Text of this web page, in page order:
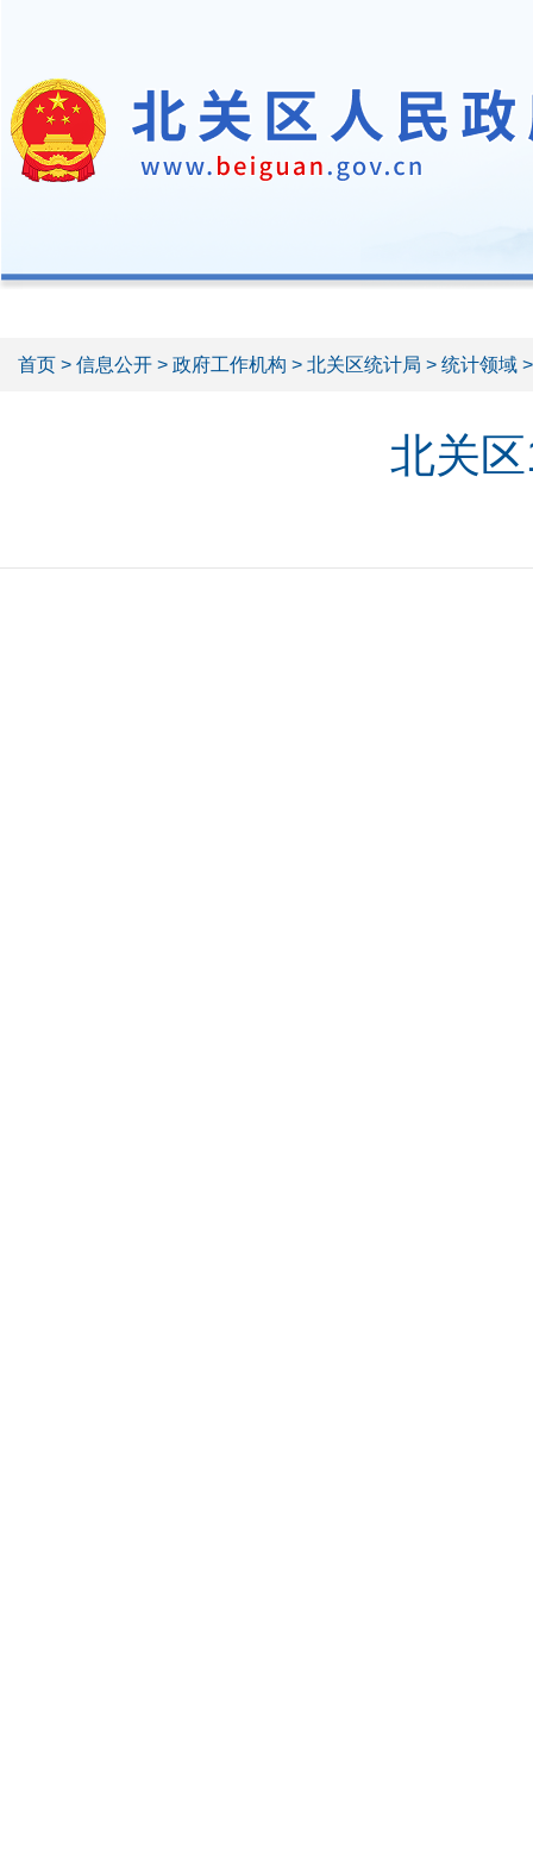
首页 > 信息公开 > 政府工作机构 > 北关区统计局 > 统计领域
北关